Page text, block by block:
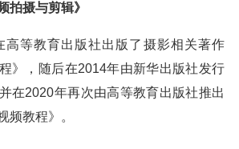
拍摄与剪辑》
高等教育出版社出版了摄影相关著作
》，随后在2014年由新华出版社发行
在2020年再次由高等教育出版社推出
频教程》。